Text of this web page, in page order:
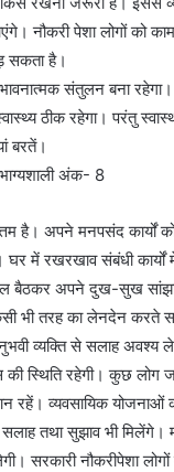
नौकरी पेशा लोगों को
सकता है।
संतुलन बना
ठीक रहेगा। परंतु
बरतें।
अंक- 8
है। अपने मनपसंद कार्यों
में रखरखाव संबंधी कार्यों
बैठकर अपने दुख-सुख
भी तरह का लेनदेन करते
व्यक्ति से सलाह अवश्य
स्थिति रहेगी। कुछ लोग
रहें। व्यवसायिक योजनाओं
तथा सुझाव भी मिलेंगे।
सरकारी नौकरीपेशा